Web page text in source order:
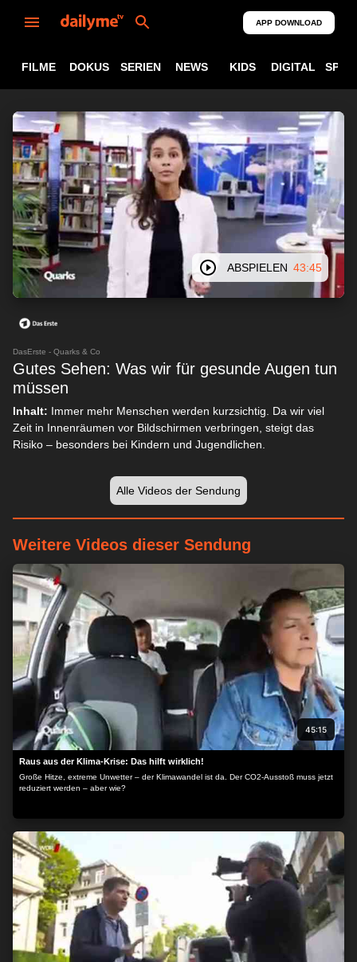
APP DOWNLOAD
FILME DOKUS SERIEN NEWS KIDS DIGITAL
ABSPIELEN 43:45
DasErste - Quarks & Co
Gutes Sehen: Was wir für gesunde Augen tun
müssen
Inhalt: Immer mehr Menschen werden kurzsichtig. Da wir viel
Zeit in Innenräumen vor Bildschirmen verbringen, steigt das
Risiko – besonders bei Kindern und Jugendlichen.
Alle Videos der Sendung
Weitere Videos dieser Sendung
45:15
Raus aus der Klima-Krise: Das hilft wirklich!
Große Hitze, extreme Unwetter – der Klimawandel ist da. Der CO2-Ausstoß muss jetzt
reduziert werden – aber wie?